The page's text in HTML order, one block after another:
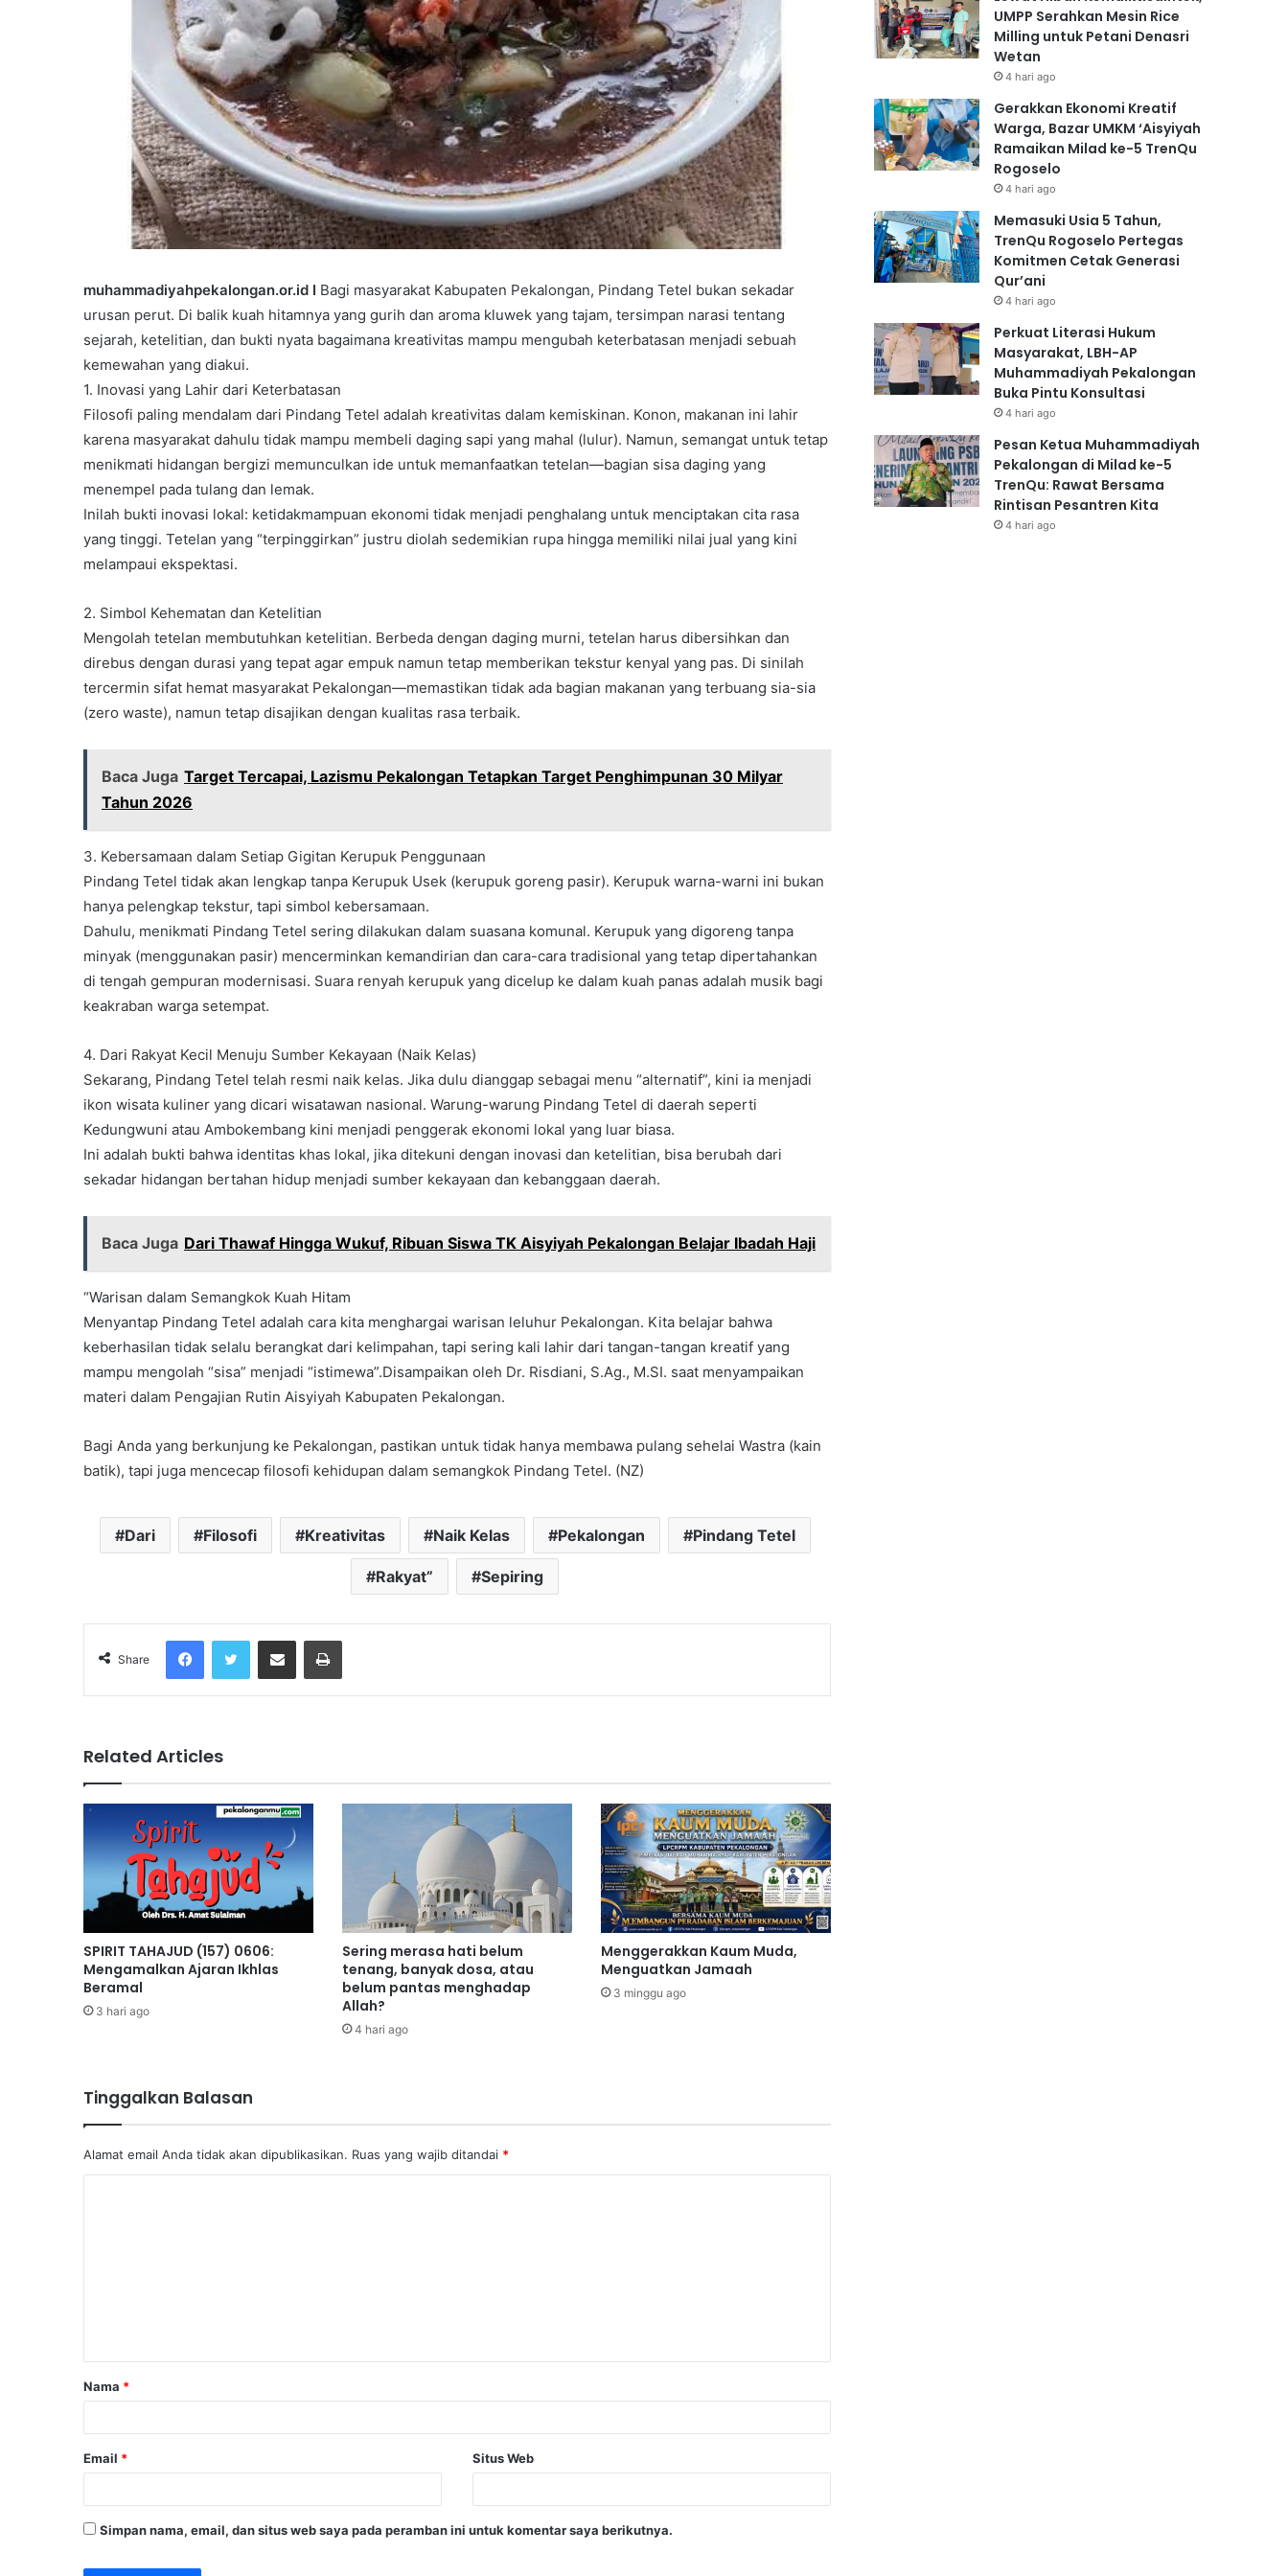
muhammadiyahpekalongan.or.id I Bagi masyarakat Kabupaten Pekalongan, Pindang Tetel bukan sekadar
urusan perut. Di balik kuah hitamnya yang gurih dan aroma kluwek yang tajam, tersimpan narasi tentang
sejarah, ketelitian, dan bukti nyata bagaimana kreativitas mampu mengubah keterbatasan menjadi sebuah
kemewahan yang diakui.
1. Inovasi yang Lahir dari Keterbatasan
Filosofi paling mendalam dari Pindang Tetel adalah kreativitas dalam kemiskinan. Konon, makanan ini lahir
karena masyarakat dahulu tidak mampu membeli daging sapi yang mahal (lulur). Namun, semangat untuk tetap
menikmati hidangan bergizi memunculkan ide untuk memanfaatkan tetelan—bagian sisa daging yang
menempel pada tulang dan lemak.
Inilah bukti inovasi lokal: ketidakmampuan ekonomi tidak menjadi penghalang untuk menciptakan cita rasa
yang tinggi. Tetelan yang “terpinggirkan” justru diolah sedemikian rupa hingga memiliki nilai jual yang kini
melampaui ekspektasi.
2. Simbol Kehematan dan Ketelitian
Mengolah tetelan membutuhkan ketelitian. Berbeda dengan daging murni, tetelan harus dibersihkan dan
direbus dengan durasi yang tepat agar empuk namun tetap memberikan tekstur kenyal yang pas. Di sinilah
tercermin sifat hemat masyarakat Pekalongan—memastikan tidak ada bagian makanan yang terbuang sia-sia
(zero waste), namun tetap disajikan dengan kualitas rasa terbaik.
Baca Juga Target Tercapai, Lazismu Pekalongan Tetapkan Target Penghimpunan 30 Milyar
Tahun 2026
3. Kebersamaan dalam Setiap Gigitan Kerupuk Penggunaan
Pindang Tetel tidak akan lengkap tanpa Kerupuk Usek (kerupuk goreng pasir). Kerupuk warna-warni ini bukan
hanya pelengkap tekstur, tapi simbol kebersamaan.
Dahulu, menikmati Pindang Tetel sering dilakukan dalam suasana komunal. Kerupuk yang digoreng tanpa
minyak (menggunakan pasir) mencerminkan kemandirian dan cara-cara tradisional yang tetap dipertahankan
di tengah gempuran modernisasi. Suara renyah kerupuk yang dicelup ke dalam kuah panas adalah musik bagi
keakraban warga setempat.
4. Dari Rakyat Kecil Menuju Sumber Kekayaan (Naik Kelas)
Sekarang, Pindang Tetel telah resmi naik kelas. Jika dulu dianggap sebagai menu “alternatif”, kini ia menjadi
ikon wisata kuliner yang dicari wisatawan nasional. Warung-warung Pindang Tetel di daerah seperti
Kedungwuni atau Ambokembang kini menjadi penggerak ekonomi lokal yang luar biasa.
Ini adalah bukti bahwa identitas khas lokal, jika ditekuni dengan inovasi dan ketelitian, bisa berubah dari
sekadar hidangan bertahan hidup menjadi sumber kekayaan dan kebanggaan daerah.
Baca Juga Dari Thawaf Hingga Wukuf, Ribuan Siswa TK Aisyiyah Pekalongan Belajar Ibadah Haji
“Warisan dalam Semangkok Kuah Hitam
Menyantap Pindang Tetel adalah cara kita menghargai warisan leluhur Pekalongan. Kita belajar bahwa
keberhasilan tidak selalu berangkat dari kelimpahan, tapi sering kali lahir dari tangan-tangan kreatif yang
mampu mengolah “sisa” menjadi “istimewa”.Disampaikan oleh Dr. Risdiani, S.Ag., M.SI. saat menyampaikan
materi dalam Pengajian Rutin Aisyiyah Kabupaten Pekalongan.
Bagi Anda yang berkunjung ke Pekalongan, pastikan untuk tidak hanya membawa pulang sehelai Wastra (kain
batik), tapi juga mencecap filosofi kehidupan dalam semangkok Pindang Tetel. (NZ)
Dari Filosofi Kreativitas Naik Kelas Pekalongan Pindang Tetel
Rakyat” Sepiring
Share
Related Articles
SPIRIT TAHAJUD (157) 0606:
Mengamalkan Ajaran Ikhlas
Beramal
3 hari ago
Sering merasa hati belum
tenang, banyak dosa, atau
belum pantas menghadap
Allah?
4 hari ago
Menggerakkan Kaum Muda,
Menguatkan Jamaah
3 minggu ago
Tinggalkan Balasan
Alamat email Anda tidak akan dipublikasikan. Ruas yang wajib ditandai *
a
r
Nama *
Email * Situs Web
Simpan nama, email, dan situs web saya pada peramban ini untuk komentar saya berikutnya.
UMPP Serahkan Mesin Rice
Milling untuk Petani Denasri
Wetan
4 hari ago
Gerakkan Ekonomi Kreatif
Warga, Bazar UMKM ‘Aisyiyah
Ramaikan Milad ke-5 TrenQu
Rogoselo
4 hari ago
Memasuki Usia 5 Tahun,
TrenQu Rogoselo Pertegas
Komitmen Cetak Generasi
Qur’ani
4 hari ago
Perkuat Literasi Hukum
Masyarakat, LBH-AP
Muhammadiyah Pekalongan
Buka Pintu Konsultasi
4 hari ago
Pesan Ketua Muhammadiyah
Pekalongan di Milad ke-5
TrenQu: Rawat Bersama
Rintisan Pesantren Kita
4 hari ago